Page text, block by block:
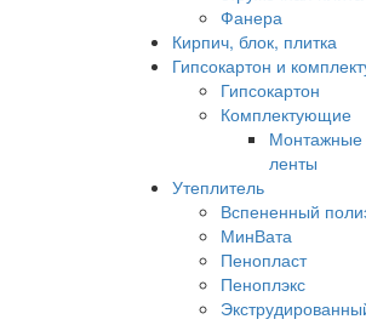
Фанера
Кирпич, блок, плитка
Гипсокартон и
Гипсокартон
Комплектующие
Монтажные
ленты
Утеплитель
Вспененный
МинВата
Пенопласт
Пеноплэкс